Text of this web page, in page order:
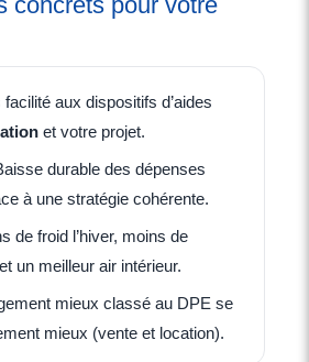
aux dispositifs d’aides
et votre projet.
durable des dépenses
à une stratégie cohérente.
de froid l’hiver, moins de
un meilleur air intérieur.
mieux classé au DPE se
mieux (vente et location).